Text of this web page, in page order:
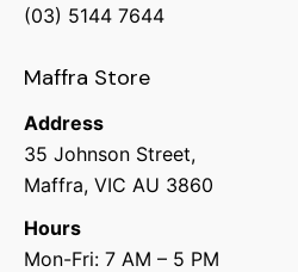
(03) 5144 7644
Maffra Store
Address
35 Johnson Street,
Maffra, VIC AU 3860
Hours
Mon-Fri: 7 AM – 5 PM